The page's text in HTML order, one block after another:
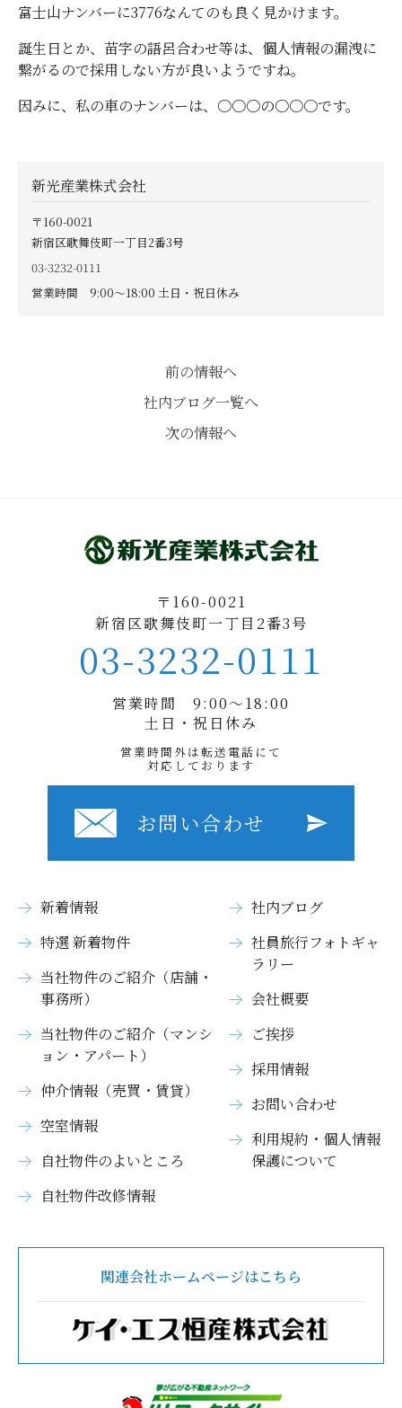
富士山ナンバーに3776なんてのも良く見かけます。
誕生日とか、苗字の語呂合わせ等は、個人情報の漏洩に
繋がるので採用しない方が良いようですね。
因みに、私の車のナンバーは、〇〇〇の〇〇〇です。
新光産業株式会社
〒160-0021
新宿区歌舞伎町一丁目2番3号
03-3232-0111
営業時間 9:00〜18:00 土日・祝日休み
前の情報へ
社内ブログ一覧へ
次の情報へ
〒160-0021
新宿区歌舞伎町一丁目2番3号
03-3232-0111
営業時間 9:00〜18:00
土日・祝日休み
営業時間外は転送電話にて
対応しております
お問い合わせ
新着情報
特選 新着物件
当社物件のご紹介（店舗・
事務所）
当社物件のご紹介（マンシ
ョン・アパート）
仲介情報（売買・賃貸）
空室情報
自社物件のよいところ
自社物件改修情報
社内ブログ
社員旅行フォトギャ
ラリー
会社概要
ご挨拶
採用情報
お問い合わせ
利用規約・個人情報
保護について
関連会社ホームページはこちら